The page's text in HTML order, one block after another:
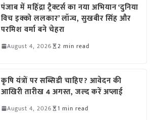
पंजाब में महिंद्रा ट्रैक्टर्स का नया अभियान ‘दुनिया
विच इक्को ललकार’ लॉन्च, सुखबीर सिंह और
परमिश वर्मा बने चेहरा
August 4, 2026 2 min read
कृषि यंत्रों पर सब्सिडी चाहिए? आवेदन की
आखिरी तारीख 4 अगस्त, जल्द करें अप्लाई
August 4, 2026 1 min read